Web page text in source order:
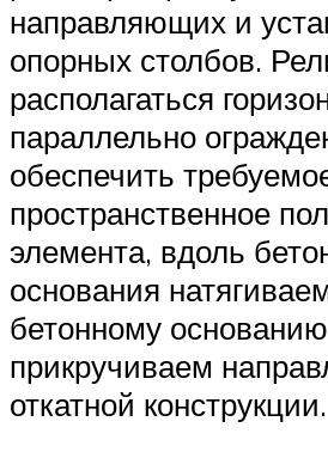
направляющих и
опорных столбов.
располагаться
параллельно
обеспечить
пространственное
элемента, вдоль
основания
бетонному основанию
прикручиваем
откатной конструкции.